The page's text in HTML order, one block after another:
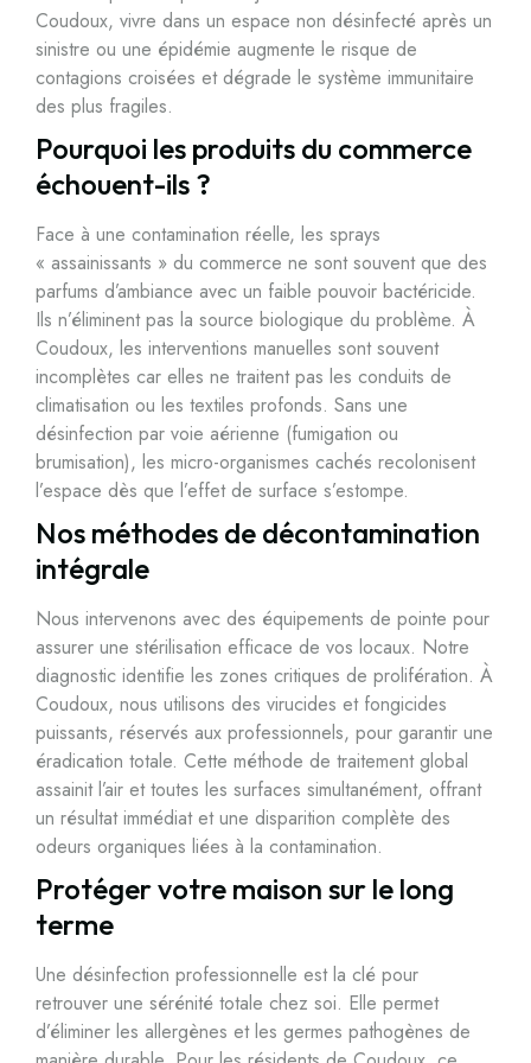
Coudoux, vivre dans un espace non désinfecté après un
sinistre ou une épidémie augmente le risque de
contagions croisées et dégrade le système immunitaire
des plus fragiles.
Pourquoi les produits du commerce
échouent-ils ?
Face à une contamination réelle, les sprays
« assainissants » du commerce ne sont souvent que des
parfums d’ambiance avec un faible pouvoir bactéricide.
Ils n’éliminent pas la source biologique du problème. À
Coudoux, les interventions manuelles sont souvent
incomplètes car elles ne traitent pas les conduits de
climatisation ou les textiles profonds. Sans une
désinfection par voie aérienne (fumigation ou
brumisation), les micro-organismes cachés recolonisent
l’espace dès que l’effet de surface s’estompe.
Nos méthodes de décontamination
intégrale
Nous intervenons avec des équipements de pointe pour
assurer une stérilisation efficace de vos locaux. Notre
diagnostic identifie les zones critiques de prolifération. À
Coudoux, nous utilisons des virucides et fongicides
puissants, réservés aux professionnels, pour garantir une
éradication totale. Cette méthode de traitement global
assainit l’air et toutes les surfaces simultanément, offrant
un résultat immédiat et une disparition complète des
odeurs organiques liées à la contamination.
Protéger votre maison sur le long
terme
Une désinfection professionnelle est la clé pour
retrouver une sérénité totale chez soi. Elle permet
d’éliminer les allergènes et les germes pathogènes de